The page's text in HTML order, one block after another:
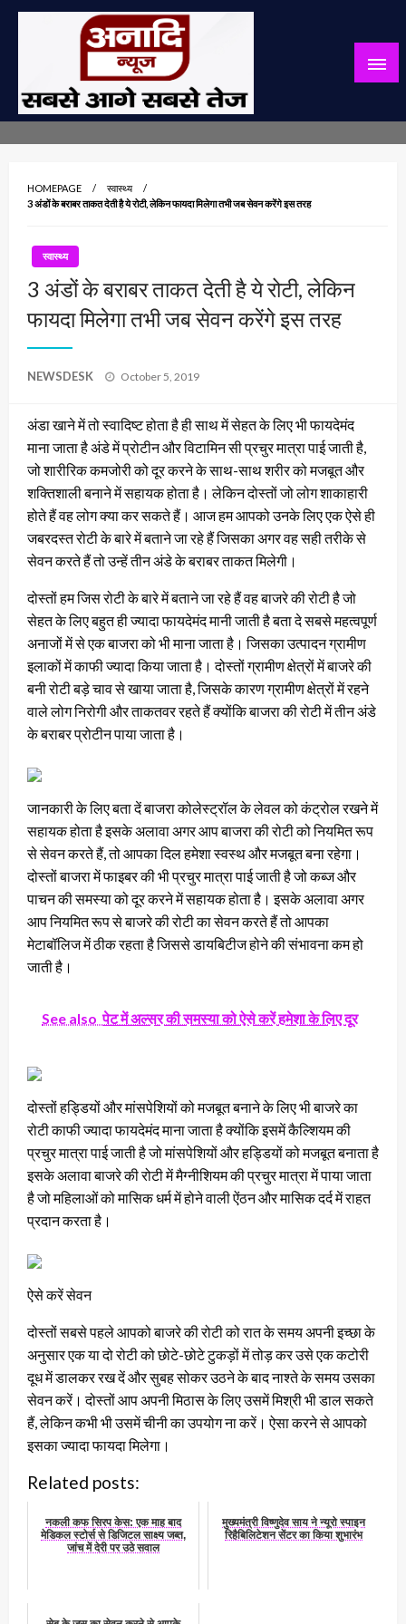
Skip
सबसे आगे सबसे तेज
HOMEPAGE
स्वास्थ्य
3 अंडों के बराबर ताकत देती है ये रोटी, लेकिन फायदा मिलेगा तभी जब सेवन करेंगे इस तरह
स्वास्थ्य
3 अंडों के बराबर ताकत देती है ये रोटी, लेकिन
फायदा मिलेगा तभी जब सेवन करेंगे इस तरह
NEWSDESK
Posted
October 5, 2019
अंडा खाने में तो स्वादिष्ट होता है ही साथ में सेहत के लिए भी फायदेमंद
माना जाता है अंडे में प्रोटीन और विटामिन सी प्रचुर मात्रा पाई जाती है,
जो शारीरिक कमजोरी को दूर करने के साथ-साथ शरीर को मजबूत और
शक्तिशाली बनाने में सहायक होता है। लेकिन दोस्तों जो लोग शाकाहारी
होते हैं वह लोग क्या कर सकते हैं। आज हम आपको उनके लिए एक ऐसे ही
जबरदस्त रोटी के बारे में बताने जा रहे हैं जिसका अगर वह सही तरीके से
सेवन करते हैं तो उन्हें तीन अंडे के बराबर ताकत मिलेगी।
दोस्तों हम जिस रोटी के बारे में बताने जा रहे हैं वह बाजरे की रोटी है जो
सेहत के लिए बहुत ही ज्यादा फायदेमंद मानी जाती है बता दे सबसे महत्वपूर्ण
अनाजों में से एक बाजरा को भी माना जाता है। जिसका उत्पादन ग्रामीण
इलाकों में काफी ज्यादा किया जाता है। दोस्तों ग्रामीण क्षेत्रों में बाजरे की
बनी रोटी बड़े चाव से खाया जाता है, जिसके कारण ग्रामीण क्षेत्रों में रहने
वाले लोग निरोगी और ताकतवर रहते हैं क्योंकि बाजरा की रोटी में तीन अंडे
के बराबर प्रोटीन पाया जाता है।
जानकारी के लिए बता दें बाजरा कोलेस्ट्रॉल के लेवल को कंट्रोल रखने में
सहायक होता है इसके अलावा अगर आप बाजरा की रोटी को नियमित रूप
से सेवन करते हैं, तो आपका दिल हमेशा स्वस्थ और मजबूत बना रहेगा।
दोस्तों बाजरा में फाइबर की भी प्रचुर मात्रा पाई जाती है जो कब्ज और
पाचन की समस्या को दूर करने में सहायक होता है। इसके अलावा अगर
आप नियमित रूप से बाजरे की रोटी का सेवन करते हैं तो आपका
मेटाबॉलिज में ठीक रहता है जिससे डायबिटीज होने की संभावना कम हो
जाती है।
See also पेट में अल्सर की समस्या को ऐसे करें हमेशा के लिए दूर
दोस्तों हड्डियों और मांसपेशियों को मजबूत बनाने के लिए भी बाजरे का
रोटी काफी ज्यादा फायदेमंद माना जाता है क्योंकि इसमें कैल्शियम की
प्रचुर मात्रा पाई जाती है जो मांसपेशियों और हड्डियों को मजबूत बनाता है
इसके अलावा बाजरे की रोटी में मैग्नीशियम की प्रचुर मात्रा में पाया जाता
है जो महिलाओं को मासिक धर्म में होने वाली ऐंठन और मासिक दर्द में राहत
प्रदान करता है।
ऐसे करें सेवन
दोस्तों सबसे पहले आपको बाजरे की रोटी को रात के समय अपनी इच्छा के
अनुसार एक या दो रोटी को छोटे-छोटे टुकड़ों में तोड़ कर उसे एक कटोरी
दूध में डालकर रख दें और सुबह सोकर उठने के बाद नाश्ते के समय उसका
सेवन करें। दोस्तों आप अपनी मिठास के लिए उसमें मिश्री भी डाल सकते
हैं, लेकिन कभी भी उसमें चीनी का उपयोग ना करें। ऐसा करने से आपको
इसका ज्यादा फायदा मिलेगा।
Related posts:
नकली कफ सिरप केस: एक माह बाद
मेडिकल स्टोर्स से डिजिटल साक्ष्य जब्त,
जांच में देरी पर उठे सवाल
मुख्यमंत्री विष्णुदेव साय ने न्यूरो स्पाइन
रिहैबिलिटेशन सेंटर का किया शुभारंभ